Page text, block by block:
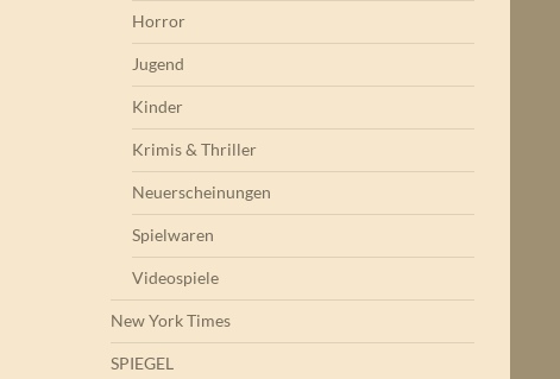
Horror
Jugend
Kinder
Krimis & Thriller
Neuerscheinungen
Spielwaren
Videospiele
New York Times
SPIEGEL